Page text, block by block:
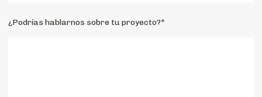
¿Podrías hablarnos sobre tu proyecto?*